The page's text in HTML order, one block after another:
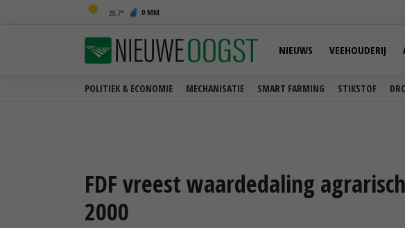
20,7 0 MM
POLITIEK & ECONOMIE MECHANISATIE SMART FARMING STIKSTOF
NIEUWS VEEHOUDERIJ
FDF vreest waardedaling
2000